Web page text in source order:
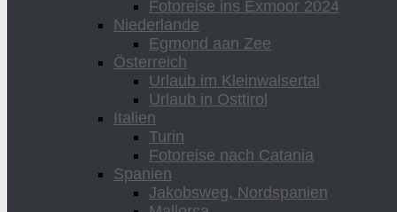
Fotoreise ins Exmoor 2024
Niederlande
Egmond aan Zee
Österreich
Urlaub im Kleinwalsertal
Urlaub in Osttirol
Italien
Turin
Fotoreise nach Catania
Spanien
Jakobsweg, Nordspanien